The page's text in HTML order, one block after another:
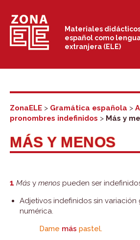
contenido
Materiales
español como
extranjera (ELE)
ZonaELE > Gramática española >
pronombres indefinidos > Más y
MÁS Y MENOS
1 Más y menos pueden ser
Adjetivos indefinidos sin variación
numérica.
Dame más pastel.